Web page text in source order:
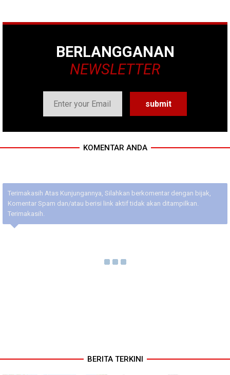
BERLANGGANAN
NEWSLETTER
KOMENTAR ANDA
Terimakasih Atas Kunjungannya, Silahkan berkomentar dengan bijak,
Komentar Spam dan/atau berisi link aktif tidak akan ditampilkan.
Terimakasih.
BERITA TERKINI